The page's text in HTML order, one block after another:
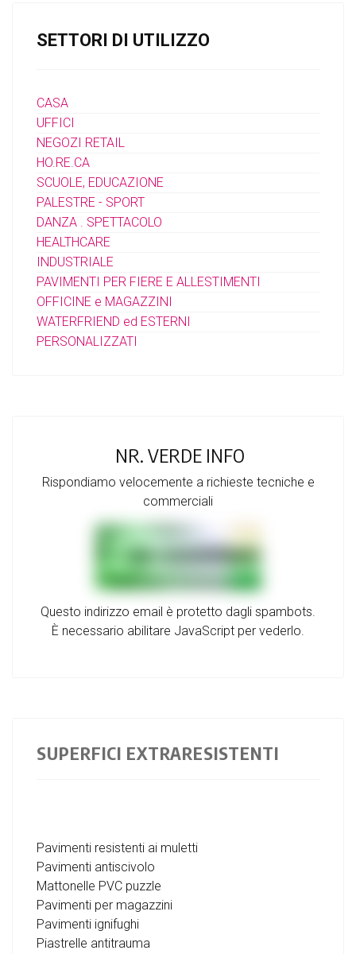
SETTORI DI UTILIZZO
CASA
UFFICI
NEGOZI RETAIL
HO.RE.CA
SCUOLE, EDUCAZIONE
PALESTRE - SPORT
DANZA . SPETTACOLO
HEALTHCARE
INDUSTRIALE
PAVIMENTI PER FIERE E ALLESTIMENTI
OFFICINE e MAGAZZINI
WATERFRIEND ed ESTERNI
PERSONALIZZATI
NR. VERDE INFO
Rispondiamo velocemente a richieste tecniche e
commerciali
Questo indirizzo email è protetto dagli spambots.
È necessario abilitare JavaScript per vederlo.
SUPERFICI EXTRARESISTENTI
Pavimenti resistenti ai muletti
Pavimenti antiscivolo
Mattonelle PVC puzzle
Pavimenti per magazzini
Pavimenti ignifughi
Piastrelle antitrauma